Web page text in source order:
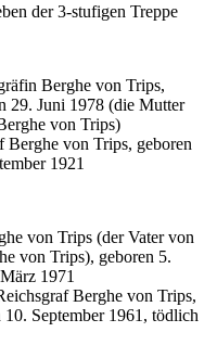
der 3-stufigen Treppe
Berghe von Trips,
29. Juni 1978 (die Mutter
von Trips)
von Trips, geboren
1921
von Trips (der Vater von
von Trips), geboren 5.
1971
Berghe von Trips,
September 1961, tödlich